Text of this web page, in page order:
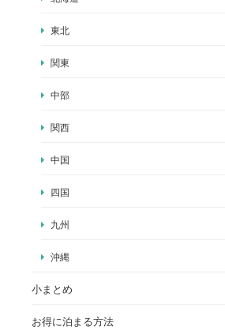
東北
関東
中部
関西
中国
四国
九州
沖縄
小まとめ
お得に泊まる方法